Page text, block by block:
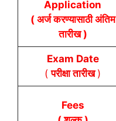
Application
( अर्ज करण्यासाठी अंतिम
तारीख )
Exam Date
(परीक्षा तारीख)
Fees